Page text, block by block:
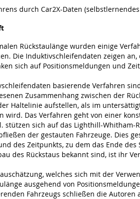
durch Car2X-Daten
Rückstaulänge wurden einige
Die Induktivschleifendaten zeigen
sich auf Positionsmeldungen und
basierende Verfahren
Zusammenhang zwischen der
Haltelinie aufstellen, als im
wird. Das Verfahren geht von einer
stützen sich auf das Lighthill-
der gestauten Fahrzeuge. Dies
des Zeitpunkts, zu dem das Ende
des Rückstaus bekannt sind, ist ihr
welches sich mit der
ausgehend von
Fahrzeugs schließen die